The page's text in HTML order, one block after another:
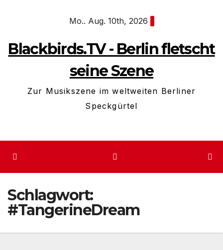
Mo.. Aug. 10th, 2026
Blackbirds.TV - Berlin fletscht
seine Szene
Zur Musikszene im weltweiten Berliner
Speckgürtel
Schlagwort:
#TangerineDream